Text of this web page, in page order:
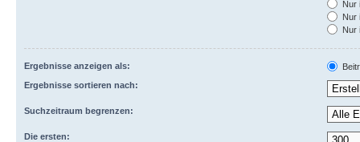
Nur
Nur
Nur
Ergebnisse anzeigen als:
Ergebnisse sortieren nach:
Suchzeitraum begrenzen:
Die ersten: